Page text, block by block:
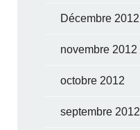
Décembre 2012
novembre 2012
octobre 2012
septembre 2012